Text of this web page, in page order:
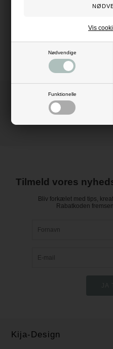
Nødvendige
Funktionelle
Vis
Anmeldelser
Tilmeld vores
Bliv forkælet med tips,
Rabatkoden
Kija-Design